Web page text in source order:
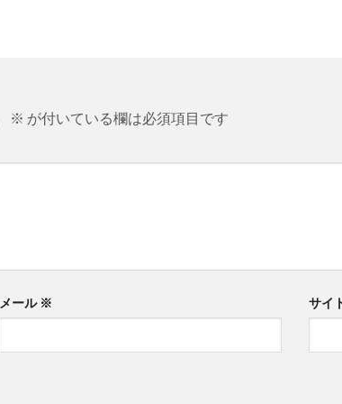
※ が付いている欄は必須項目です
メール ※ サイ